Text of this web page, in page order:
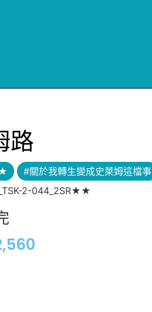
路
#關於我轉生變成史萊姆這檔事
2-044_2SR★★